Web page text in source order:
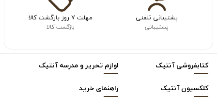
پشتیبانی تلفنی
پشتیبانی
مهلت ۷ روز بازگشت کالا
بازگشت کالا
کتابفروشی آنتیک
لوازم تحریر و مدرسه آنتیک
کلکسیون آنتیک
راهنمای خرید